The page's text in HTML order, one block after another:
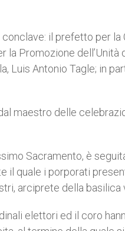
il prefetto per la
Promozione dell’Unità
Luis Antonio Tagle; in
maestro delle
Sacramento, è
il quale i porporati
arciprete della basilica
elettori ed il coro